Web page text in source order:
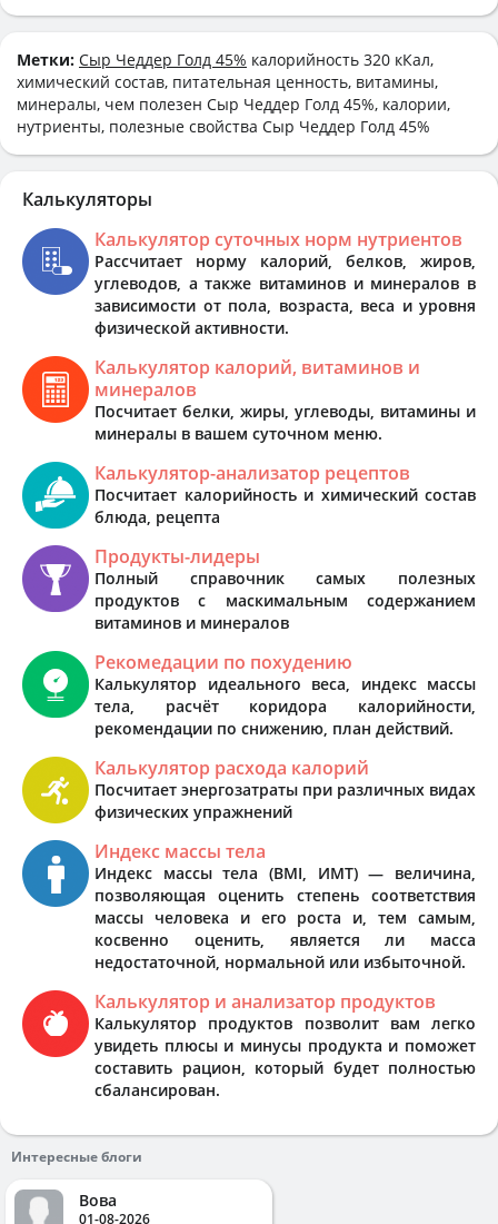
Метки: Сыр Чеддер Голд 45% калорийность 320 кКал,
химический состав, питательная ценность, витамины,
минералы, чем полезен Сыр Чеддер Голд 45%, калории,
нутриенты, полезные свойства Сыр Чеддер Голд 45%
Калькуляторы
Калькулятор суточных норм нутриентов
Рассчитает норму калорий, белков, жиров,
углеводов, а также витаминов и минералов в
зависимости от пола, возраста, веса и уровня
физической активности.
Калькулятор калорий, витаминов и
минералов
Посчитает белки, жиры, углеводы, витамины и
минералы в вашем суточном меню.
Калькулятор-анализатор рецептов
Посчитает калорийность и химический состав
блюда, рецепта
Продукты-лидеры
Полный справочник самых полезных
продуктов с маскимальным содержанием
витаминов и минералов
Рекомедации по похудению
Калькулятор идеального веса, индекс массы
тела, расчёт коридора калорийности,
рекомендации по снижению, план действий.
Калькулятор расхода калорий
Посчитает энергозатраты при различных видах
физических упражнений
Индекс массы тела
Индекс массы тела (BMI, ИМТ) — величина,
позволяющая оценить степень соответствия
массы человека и его роста и, тем самым,
косвенно оценить, является ли масса
недостаточной, нормальной или избыточной.
Калькулятор и анализатор продуктов
Калькулятор продуктов позволит вам легко
увидеть плюсы и минусы продукта и поможет
составить рацион, который будет полностью
сбалансирован.
Интересные блоги
Вова
01-08-2026